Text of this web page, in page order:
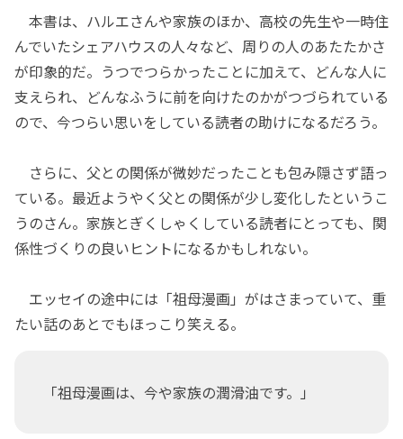
本書は、ハルエさんや家族のほか、高校の先生や一時住
んでいたシェアハウスの人々など、周りの人のあたたかさ
が印象的だ。うつでつらかったことに加えて、どんな人に
支えられ、どんなふうに前を向けたのかがつづられている
ので、今つらい思いをしている読者の助けになるだろう。
さらに、父との関係が微妙だったことも包み隠さず語っ
ている。最近ようやく父との関係が少し変化したというこ
うのさん。家族とぎくしゃくしている読者にとっても、関
係性づくりの良いヒントになるかもしれない。
エッセイの途中には「祖母漫画」がはさまっていて、重
たい話のあとでもほっこり笑える。
「祖母漫画は、今や家族の潤滑油です。」